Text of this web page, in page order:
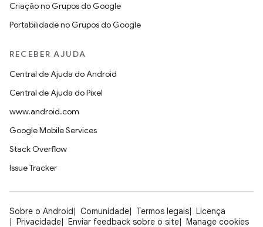
Criação no Grupos do Google
Portabilidade no Grupos do Google
RECEBER AJUDA
Central de Ajuda do Android
Central de Ajuda do Pixel
www.android.com
Google Mobile Services
Stack Overflow
Issue Tracker
Sobre o Android Comunidade Termos legais
Licença
Privacidade
Enviar feedback sobre o site Manage cookies